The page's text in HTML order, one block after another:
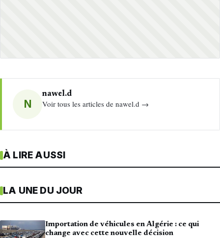
N
nawel.d
Voir tous les articles de nawel.d →
À LIRE AUSSI
LA UNE DU JOUR
Importation de véhicules en Algérie : ce qui
change avec cette nouvelle décision